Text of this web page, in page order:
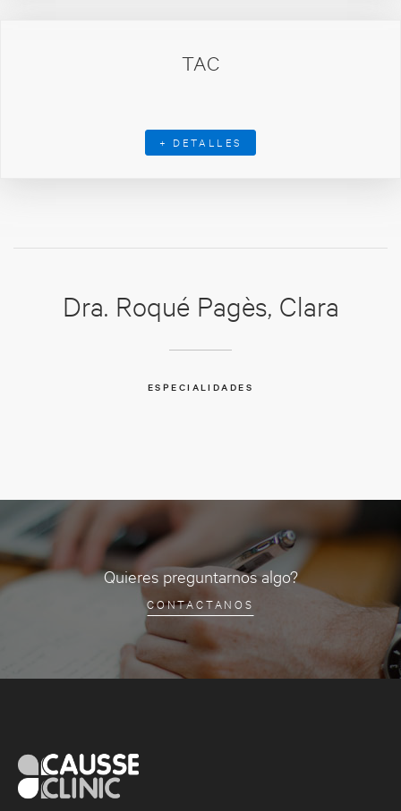
TAC
+ DETALLES
Dra. Roqué Pagès, Clara
ESPECIALIDADES
Quieres preguntarnos algo?
CONTACTANOS